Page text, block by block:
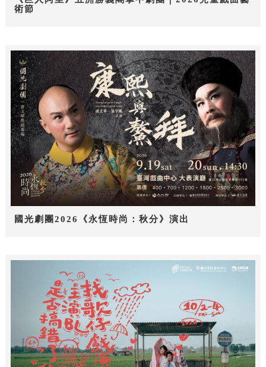
術節
國光劇團2026《永恆時尚：秋分》演出